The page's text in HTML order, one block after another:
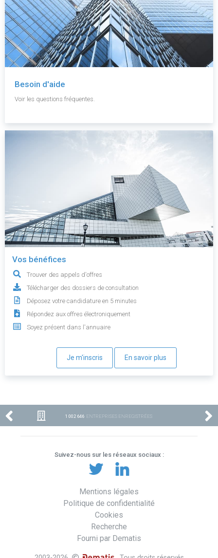
Besoin d'aide
Voir les questions fréquentes.
Vos bénéfices
Trouver des appels d'offres
Télécharger des dossiers de consultation
Déposez votre candidature en 5 minutes
Répondez aux offres électroniquement
Soyez présent dans l'annuaire
Je m'inscris En savoir plus
1 002 646 ENTREPRISES ENREGISTRÉES
Suivez-nous sur les réseaux sociaux :
Mentions légales
Politique de confidentialité
Cookies
Recherche
Fourni par Dematis